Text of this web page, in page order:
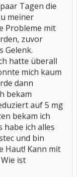
Tagen die
meiner
Probleme mit
zuvor
Gelenk.
hatte überall
mich kaum
dann
bekam
auf 5 mg
bekam ich
habe ich alles
und bin
Haut! Kann mit
ist